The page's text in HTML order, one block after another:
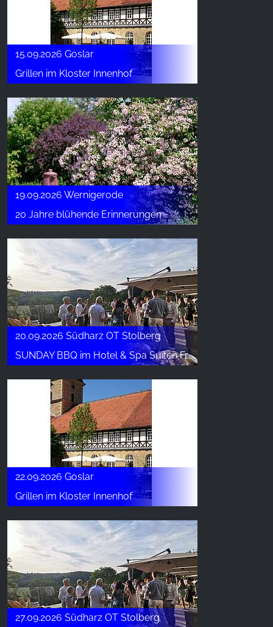
15.09.2026 Goslar
Grillen im Kloster Innenhof
19.09.2026 Wernigerode
20 Jahre blühende Erinnerungen
20.09.2026 Südharz OT Stolberg
SUNDAY BBQ im Hotel & Spa Suiten FreiWerk
22.09.2026 Goslar
Grillen im Kloster Innenhof
27.09.2026 Südharz OT Stolberg